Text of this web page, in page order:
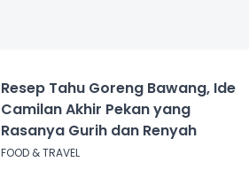
Resep Tahu Goreng Bawang, Ide
Camilan Akhir Pekan yang
Rasanya Gurih dan Renyah
FOOD & TRAVEL